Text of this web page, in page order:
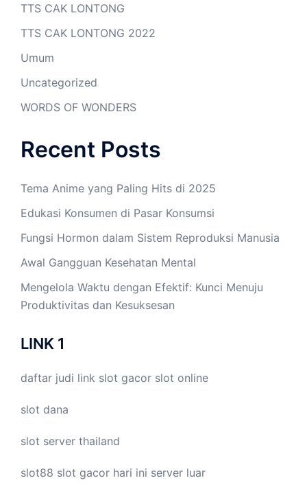
TTS CAK LONTONG
TTS CAK LONTONG 2022
Umum
Uncategorized
WORDS OF WONDERS
Recent Posts
Tema Anime yang Paling Hits di 2025
Edukasi Konsumen di Pasar Konsumsi
Fungsi Hormon dalam Sistem Reproduksi Manusia
Awal Gangguan Kesehatan Mental
Mengelola Waktu dengan Efektif: Kunci Menuju
Produktivitas dan Kesuksesan
LINK 1
daftar judi link slot gacor slot online
slot dana
slot server thailand
slot88 slot gacor hari ini server luar